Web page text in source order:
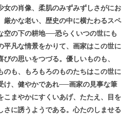
女の肖像、柔肌のみずみずしさがにお
厳かな老い、歴史の中に横たわるスペ
空の下の耕地──恐らくいつの世にも
平凡な情景をかりて、画家はこの世に
の思いをつづる。優しいものも、
のも、もろもろのものたちはこの世に
け、健やかであれ──画家の見事な筆
こまやかにすくいあげ、たたえ、目を
さに誘うようである。心たのしませる